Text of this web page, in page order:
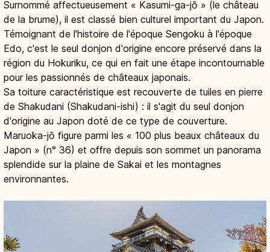
Surnommé affectueusement « Kasumi-ga-jō » (le château
de la brume), il est classé bien culturel important du Japon.
Témoignant de l'histoire de l'époque Sengoku à l'époque
Edo, c'est le seul donjon d'origine encore préservé dans la
région du Hokuriku, ce qui en fait une étape incontournable
pour les passionnés de châteaux japonais.
Sa toiture caractéristique est recouverte de tuiles en pierre
de Shakudani (Shakudani-ishi) : il s'agit du seul donjon
d'origine au Japon doté de ce type de couverture.
Maruoka-jō figure parmi les « 100 plus beaux châteaux du
Japon » (n° 36) et offre depuis son sommet un panorama
splendide sur la plaine de Sakai et les montagnes
environnantes.